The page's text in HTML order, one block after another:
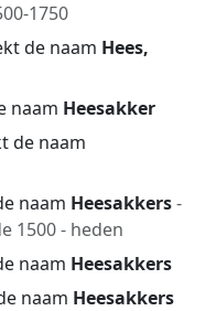
1750
de naam Hees,
naam Heesakker
de naam
naam Heesakkers-
1500 - heden
naam Heesakkers
naam Heesakkers